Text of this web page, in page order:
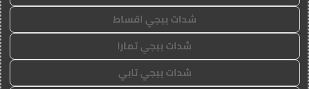
شدات ببجي اقساط
شدات ببجي تمارا
شدات ببجي تابي